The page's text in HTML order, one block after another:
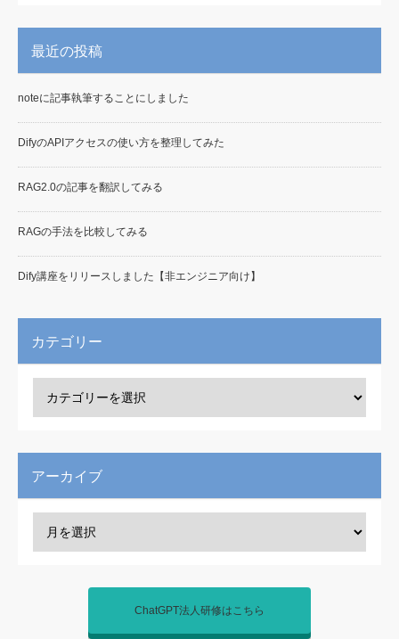
最近の投稿
noteに記事執筆することにしました
DifyのAPIアクセスの使い方を整理してみた
RAG2.0の記事を翻訳してみる
RAGの手法を比較してみる
Dify講座をリリースしました【非エンジニア向け】
カテゴリー
アーカイブ
ChatGPT法人研修はこちら